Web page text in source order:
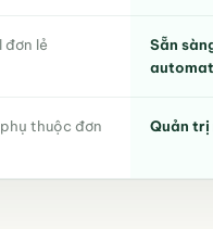
đơn lẻ
Sẵn
thuộc đơn
Quản trị